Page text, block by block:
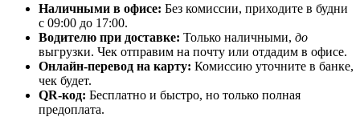
Наличными в офисе: Без комиссии, приходите в будни
с 09:00 до 17:00.
Водителю при доставке: Только наличными, до
выгрузки. Чек отправим на почту или отдадим в офисе.
Онлайн-перевод на карту: Комиссию уточните в банке,
чек будет.
QR-код: Бесплатно и быстро, но только полная
предоплата.